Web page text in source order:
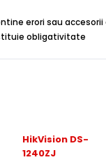
erori sau accesorii
obligativitate
HikVision DS-
1240ZJ